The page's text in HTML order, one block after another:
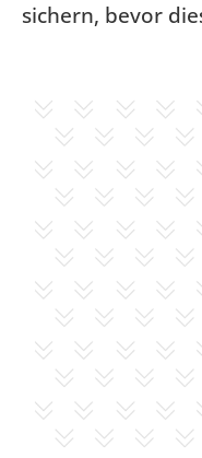
sichern, bevor